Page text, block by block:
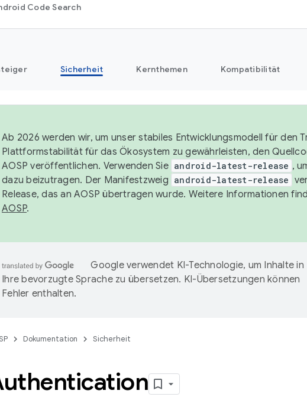
Code Search
Sicherheit Kernthemen Kompatibilität
Ab 2026 werden wir, um unser stabiles Entwicklungsmodell für den
Plattformstabilität für das Ökosystem zu gewährleisten, den
AOSP veröffentlichen. Verwenden Sie android-latest-release ,
dazu beizutragen. Der Manifestzweig android-latest-release
Release, das an AOSP übertragen wurde. Weitere Informationen
AOSP.
Google verwendet KI-Technologie, um Inhalte in
Ihre bevorzugte Sprache zu übersetzen. KI-Übersetzungen können
Fehler enthalten.
Dokumentation Sicherheit